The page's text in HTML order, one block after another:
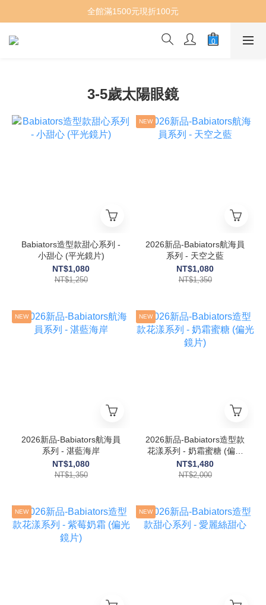
全館滿1500元現折100元
3-5歲太陽眼鏡
Babiators造型款甜心系列 -
小甜心 (平光鏡片)
NT$1,080
NT$1,250
NEW
2026新品-Babiators航海員
系列 - 天空之藍
NT$1,080
NT$1,350
NEW
2026新品-Babiators航海員
系列 - 湛藍海岸
NT$1,080
NT$1,350
NEW
2026新品-Babiators造型款
花漾系列 - 奶霜蜜糖 (偏光
鏡片)
NT$1,480
NT$2,000
NEW NEW